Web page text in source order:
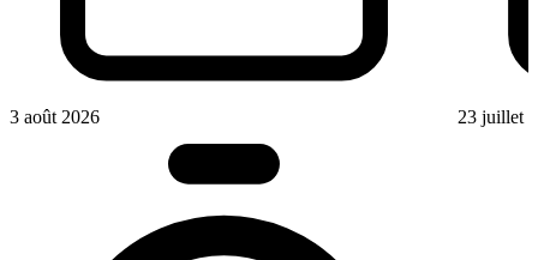
3 août 2026 23 juillet